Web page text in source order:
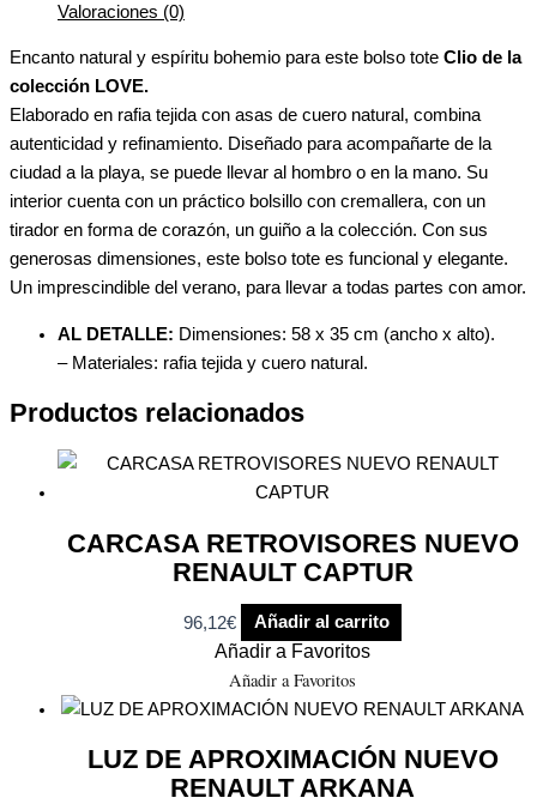
Valoraciones (0)
Encanto natural y espíritu bohemio para este bolso tote Clio de la
colección LOVE.
Elaborado en rafia tejida con asas de cuero natural, combina
autenticidad y refinamiento. Diseñado para acompañarte de la
ciudad a la playa, se puede llevar al hombro o en la mano. Su
interior cuenta con un práctico bolsillo con cremallera, con un
tirador en forma de corazón, un guiño a la colección. Con sus
generosas dimensiones, este bolso tote es funcional y elegante.
Un imprescindible del verano, para llevar a todas partes con amor.
AL DETALLE: Dimensiones: 58 x 35 cm (ancho x alto).
– Materiales: rafia tejida y cuero natural.
Productos relacionados
CARCASA RETROVISORES NUEVO
RENAULT CAPTUR
96,12€ Añadir al carrito
Añadir a Favoritos
Añadir a Favoritos
LUZ DE APROXIMACIÓN NUEVO
RENAULT ARKANA